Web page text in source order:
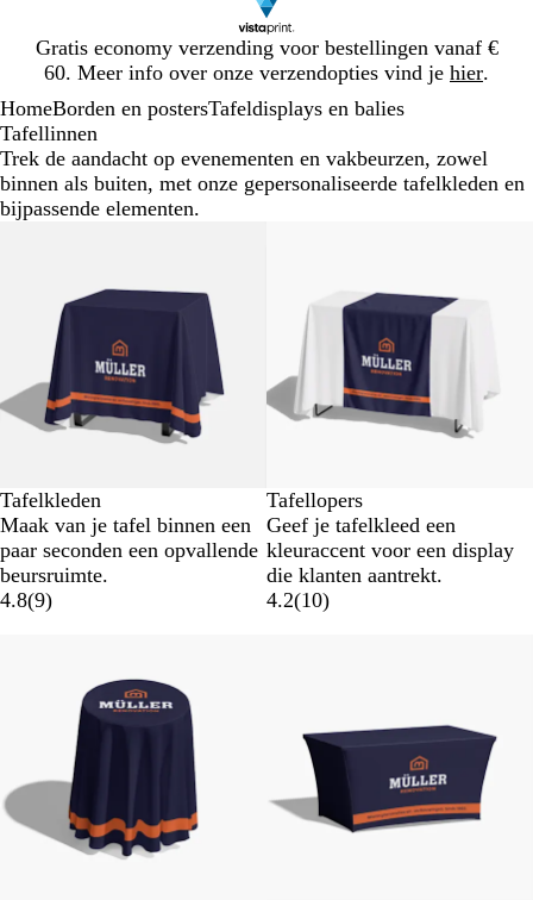
Gratis economy verzending voor bestellingen vanaf €
60. Meer info over onze verzendopties vind je hier.
1
HomeBorden en postersTafeldisplays en balies
Tafellinnen
Trek de aandacht op evenementen en vakbeurzen, zowel
binnen als buiten, met onze gepersonaliseerde tafelkleden en
bijpassende elementen.
Tafelkleden
Maak van je tafel binnen een
paar seconden een opvallende
beursruimte.
4.8(9)
Tafellopers
Geef je tafelkleed een
kleuraccent voor een display
die klanten aantrekt.
4.2(10)